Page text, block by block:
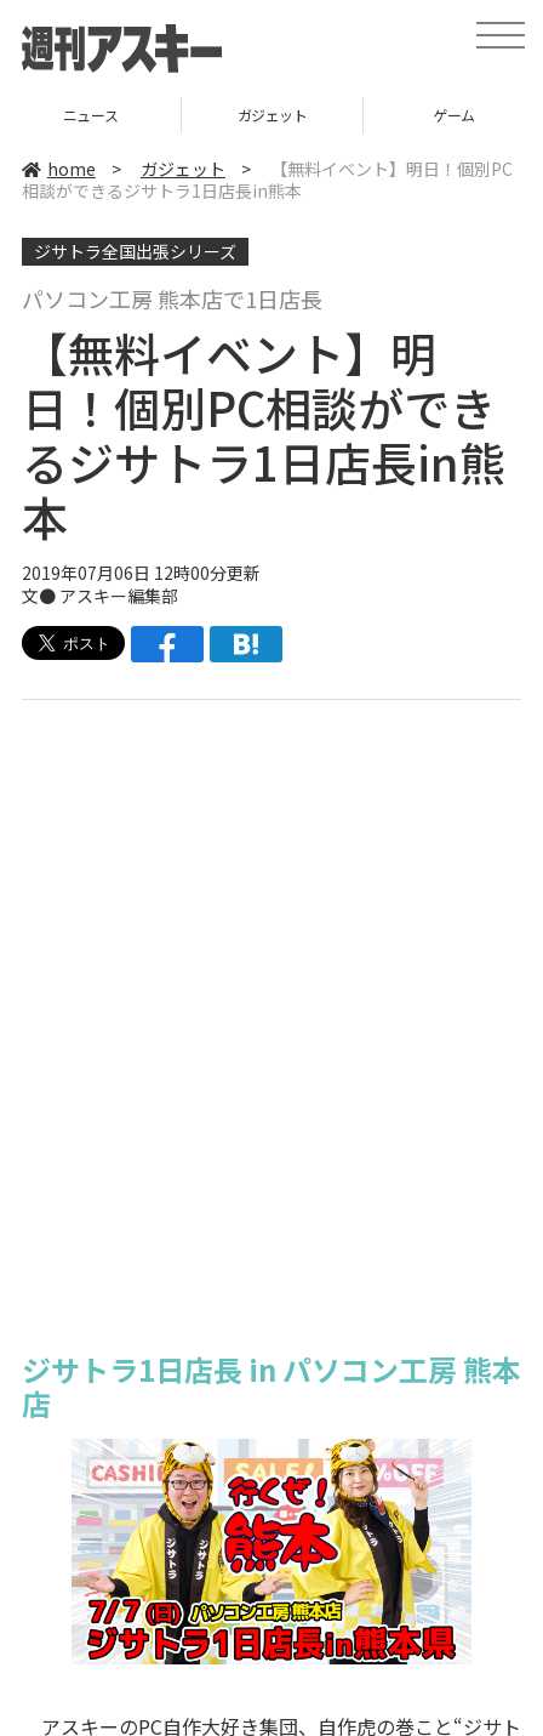
t
o
v
ニュース ガジェット ゲーム
home > ガジェット >
【無料イベント】明日！個別PC
相談ができるジサトラ1日店長in熊本
ジサトラ全国出張シリーズ
パソコン工房 熊本店で1日店長
【無料イベント】明
日！個別PC相談ができ
るジサトラ1日店長in熊
本
2019年07月06日 12時00分更新
文● アスキー編集部
ジサトラ1日店長 in パソコン工房 熊本
店
アスキーのPC自作大好き集団、自作虎の巻こと“ジサト